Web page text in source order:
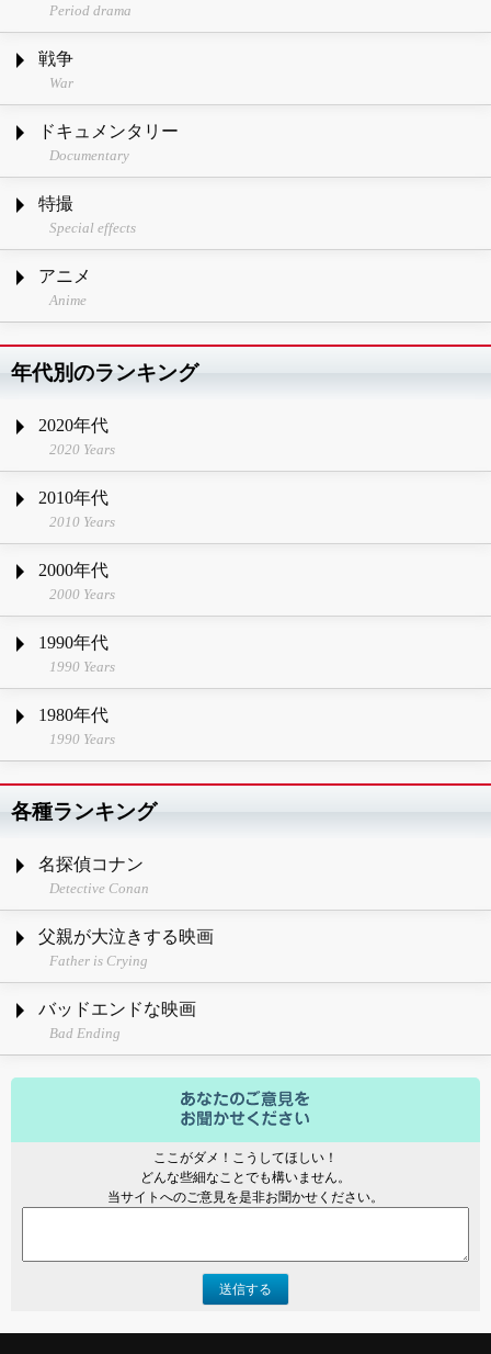
Period drama
戦争
War
ドキュメンタリー
Documentary
特撮
Special effects
アニメ
Anime
年代別のランキング
2020年代
2020 Years
2010年代
2010 Years
2000年代
2000 Years
1990年代
1990 Years
1980年代
1990 Years
各種ランキング
名探偵コナン
Detective Conan
父親が大泣きする映画
Father is Crying
バッドエンドな映画
Bad Ending
ここがダメ！こうしてほしい！
どんな些細なことでも構いません。
当サイトへのご意見を是非お聞かせください。
送信する